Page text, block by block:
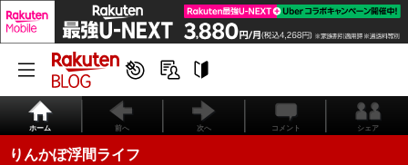
ホーム 前へ 次へ コメント シェア
りんかぽ浮間ライフ